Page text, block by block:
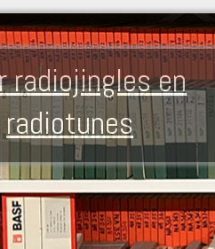
radiojingles en
radiotunes